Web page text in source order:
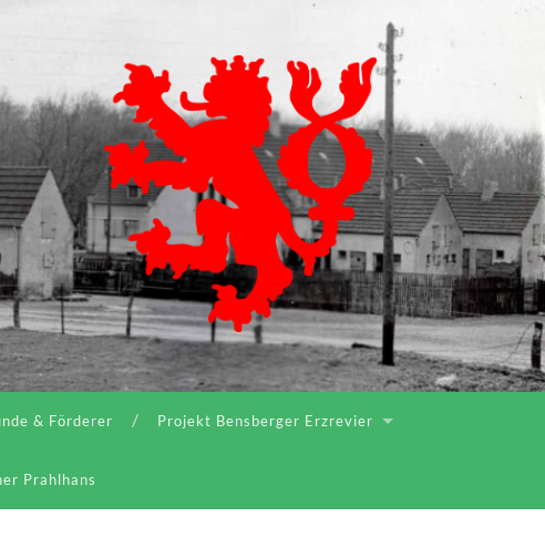
Bergischer
Geschichtsverein
Rhein-
e.V.
& Förderer Projekt Bensberger Erzrevier
Prahlhans